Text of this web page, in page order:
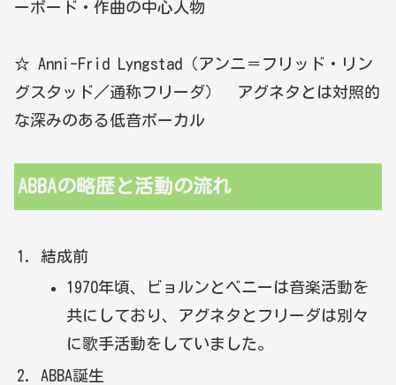
ーボード・作曲の中心人物
☆ Anni-Frid Lyngstad（アンニ＝フリッド・リン
グスタッド／通称フリーダ） アグネタとは対照的
な深みのある低音ボーカル
ABBAの略歴と活動の流れ
結成前
1970年頃、ビョルンとベニーは音楽活動を
共にしており、アグネタとフリーダは別々
に歌手活動をしていました。
ABBA誕生